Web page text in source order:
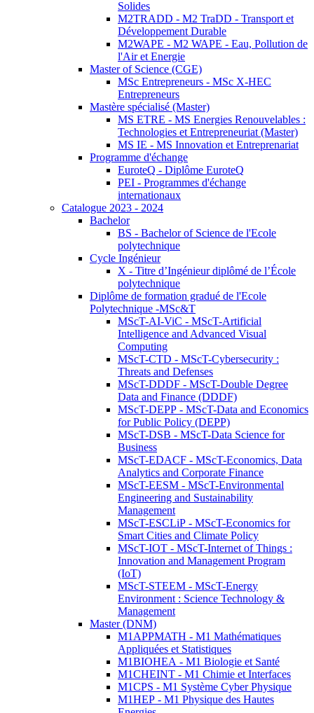
Solides
M2TRADD - M2 TraDD - Transport et
Développement Durable
M2WAPE - M2 WAPE - Eau, Pollution de
l'Air et Energie
Master of Science (CGE)
MSc Entrepreneurs - MSc X-HEC
Entrepreneurs
Mastère spécialisé (Master)
MS ETRE - MS Energies Renouvelables :
Technologies et Entrepreneuriat (Master)
MS IE - MS Innovation et Entreprenariat
Programme d'échange
EuroteQ - Diplôme EuroteQ
PEI - Programmes d'échange
internationaux
Catalogue 2023 - 2024
Bachelor
BS - Bachelor of Science de l'Ecole
polytechnique
Cycle Ingénieur
X - Titre d’Ingénieur diplômé de l’École
polytechnique
Diplôme de formation gradué de l'Ecole
Polytechnique -MSc&T
MScT-AI-ViC - MScT-Artificial
Intelligence and Advanced Visual
Computing
MScT-CTD - MScT-Cybersecurity :
Threats and Defenses
MScT-DDDF - MScT-Double Degree
Data and Finance (DDDF)
MScT-DEPP - MScT-Data and Economics
for Public Policy (DEPP)
MScT-DSB - MScT-Data Science for
Business
MScT-EDACF - MScT-Economics, Data
Analytics and Corporate Finance
MScT-EESM - MScT-Environmental
Engineering and Sustainability
Management
MScT-ESCLiP - MScT-Economics for
Smart Cities and Climate Policy
MScT-IOT - MScT-Internet of Things :
Innovation and Management Program
(IoT)
MScT-STEEM - MScT-Energy
Environment : Science Technology &
Management
Master (DNM)
M1APPMATH - M1 Mathématiques
Appliquées et Statistiques
M1BIOHEA - M1 Biologie et Santé
M1CHEINT - M1 Chimie et Interfaces
M1CPS - M1 Système Cyber Physique
M1HEP - M1 Physique des Hautes